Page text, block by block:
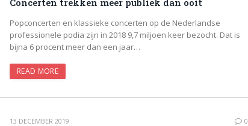
Concerten trekken meer publiek dan ooit
Popconcerten en klassieke concerten op de Nederlandse
professionele podia zijn in 2018 9,7 miljoen keer bezocht. Dat is
bijna 6 procent meer dan een jaar…
READ MORE
13 DECEMBER 2019 0